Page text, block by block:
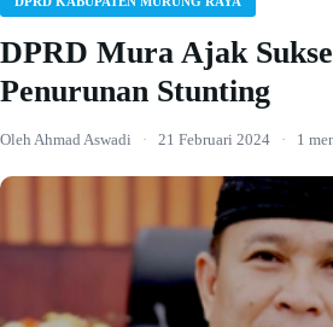
DPRD Mura Ajak
Penurunan Stunting
Oleh Ahmad Aswadi · 21 Februari 2024 · 1